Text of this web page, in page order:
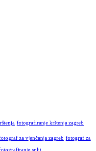
fotografiranje krštenja zagreb
za vjenčanja zagreb fotograf za
split